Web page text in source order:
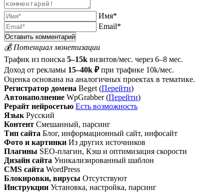
Имя*
Email*
💰 Потенциал монетизации
Трафик из поиска 5–15k визитов/мес. через 6–8 мес.
Доход от рекламы 15–40k ₽ при трафике 10k/мес.
Оценка основана на аналогичных проектах в тематике.
Регистратор домена Beget (Перейти)
Автонаполнение WpGrabber (Перейти)
Рерайт нейросетью Есть возможность
Язык Русский
Контент Смешанный, парсинг
Тип сайта Блог, информационный сайт, инфосайт
Фото и картинки Из других источников
Плагины SEO-плагин, Кэш и оптимизация скорости
Дизайн сайта Уникализированный шаблон
CMS сайта WordPress
Блокировки, вирусы Отсутствуют
Инструкции Установка, настройка, парсинг